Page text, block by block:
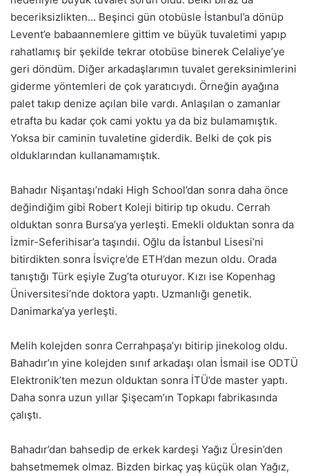
beceriksizlikten… Beşinci gün otobüsle İstanbul’a dönüp
Levent’e babaannemlere gittim ve büyük tuvaletimi yapıp
rahatlamış bir şekilde tekrar otobüse binerek Celaliye’ye
geri döndüm. Diğer arkadaşlarımın tuvalet gereksinimlerini
giderme yöntemleri de çok yaratıcıydı. Örneğin ayağına
palet takıp denize açılan bile vardı. Anlaşılan o zamanlar
etrafta bu kadar çok cami yoktu ya da biz bulamamıştık.
Yoksa bir caminin tuvaletine giderdik. Belki de çok pis
olduklarından kullanamamıştık.
Bahadır Nişantaşı’ndaki High School’dan sonra daha önce
değindiğim gibi Robert Koleji bitirip tıp okudu. Cerrah
olduktan sonra Bursa’ya yerleşti. Emekli olduktan sonra da
İzmir-Seferihisar’a taşındıi. Oğlu da İstanbul Lisesi’ni
bitirdikten sonra İsviçre’de ETH’dan mezun oldu. Orada
tanıştığı Türk eşiyle Zug’ta oturuyor. Kızı ise Kopenhag
Üniversitesi’nde doktora yaptı. Uzmanlığı genetik.
Danimarka’ya yerleşti.
Melih kolejden sonra Cerrahpaşa’yı bitirip jinekolog oldu.
Bahadır’ın yine kolejden sınıf arkadaşı olan İsmail ise ODTÜ
Elektronik’ten mezun olduktan sonra İTÜ’de master yaptı.
Daha sonra uzun yıllar Şişecam’ın Topkapı fabrikasında
çalıştı.
Bahadır’dan bahsedip de erkek kardeşi Yağız Üresin’den
bahsetmemek olmaz. Bizden birkaç yaş küçük olan Yağız,